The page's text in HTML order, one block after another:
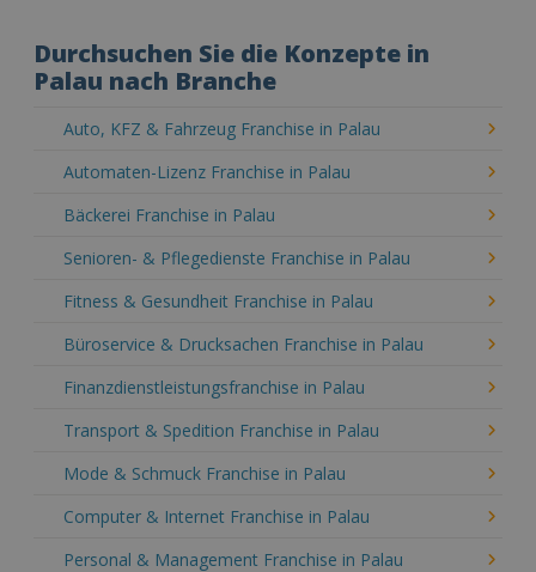
Durchsuchen Sie die Konzepte in
Palau nach Branche
Auto, KFZ & Fahrzeug Franchise in Palau
Automaten-Lizenz Franchise in Palau
Bäckerei Franchise in Palau
Senioren- & Pflegedienste Franchise in Palau
Fitness & Gesundheit Franchise in Palau
Büroservice & Drucksachen Franchise in Palau
Finanzdienstleistungsfranchise in Palau
Transport & Spedition Franchise in Palau
Mode & Schmuck Franchise in Palau
Computer & Internet Franchise in Palau
Personal & Management Franchise in Palau